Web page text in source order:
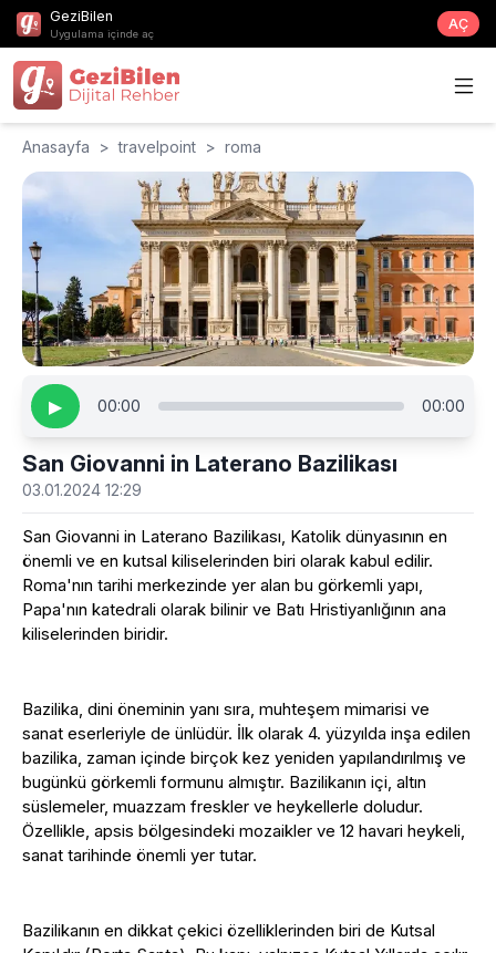
GeziBilen
Uygulama içinde aç
AÇ
Anasayfa > travelpoint > roma
▶ 00:00 00:00
San Giovanni in Laterano Bazilikası
03.01.2024 12:29
San Giovanni in Laterano Bazilikası, Katolik dünyasının en
önemli ve en kutsal kiliselerinden biri olarak kabul edilir.
Roma'nın tarihi merkezinde yer alan bu görkemli yapı,
Papa'nın katedrali olarak bilinir ve Batı Hristiyanlığının ana
kiliselerinden biridir.
Bazilika, dini öneminin yanı sıra, muhteşem mimarisi ve
sanat eserleriyle de ünlüdür. İlk olarak 4. yüzyılda inşa edilen
bazilika, zaman içinde birçok kez yeniden yapılandırılmış ve
bugünkü görkemli formunu almıştır. Bazilikanın içi, altın
süslemeler, muazzam freskler ve heykellerle doludur.
Özellikle, apsis bölgesindeki mozaikler ve 12 havari heykeli,
sanat tarihinde önemli yer tutar.
Bazilikanın en dikkat çekici özelliklerinden biri de Kutsal